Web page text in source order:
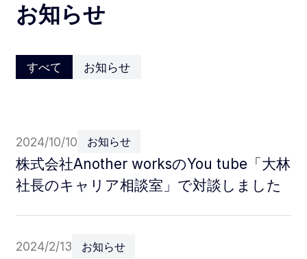
お知らせ
すべて お知らせ
2024/10/10 お知らせ
株式会社Another worksのYou tube「大林
社長のキャリア相談室」で対談しました
2024/2/13 お知らせ